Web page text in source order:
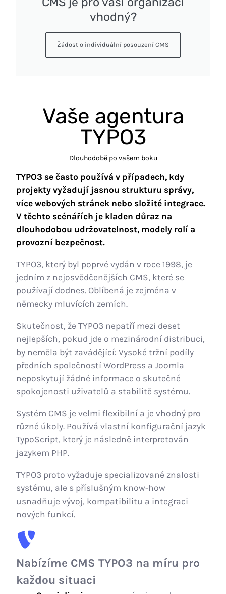
vhodný?
Žádost o individuální posouzení CMS
Vaše agentura
TYPO3
Dlouhodobě po vašem boku
TYPO3 se často používá v případech, kdy
projekty vyžadují jasnou strukturu správy,
více webových stránek nebo složité integrace.
V těchto scénářích je kladen důraz na
dlouhodobou udržovatelnost, modely rolí a
provozní bezpečnost.
TYPO3, který byl poprvé vydán v roce 1998, je
jedním z nejosvědčenějších CMS, které se
používají dodnes. Oblíbená je zejména v
německy mluvících zemích.
Skutečnost, že TYPO3 nepatří mezi deset
nejlepších, pokud jde o mezinárodní distribuci,
by neměla být zavádějící: Vysoké tržní podíly
předních společností WordPress a Joomla
neposkytují žádné informace o skutečné
spokojenosti uživatelů a stabilitě systému.
Systém CMS je velmi flexibilní a je vhodný pro
různé úkoly. Používá vlastní konfigurační jazyk
TypoScript, který je následně interpretován
jazykem PHP.
TYPO3 proto vyžaduje specializované znalosti
systému, ale s příslušným know-how
usnadňuje vývoj, kompatibilitu a integraci
nových funkcí.
Nabízíme CMS TYPO3 na míru pro
každou situaci